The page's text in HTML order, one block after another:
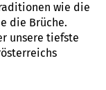
wie die
die Brüche.
unsere tiefste